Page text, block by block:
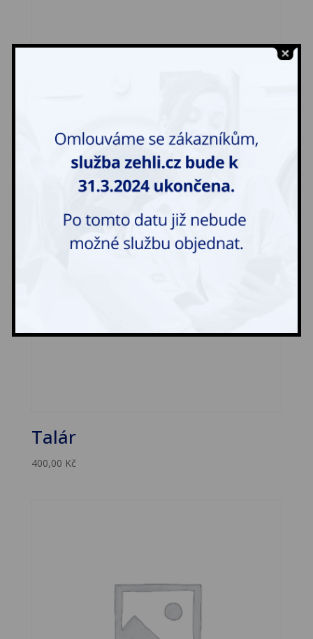
Talár
400,00 Kč